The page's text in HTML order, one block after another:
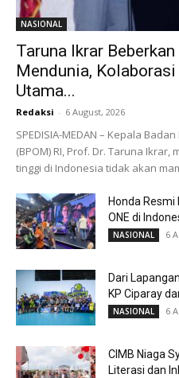
NASIONAL
Taruna Ikrar
Mendunia,
Utama...
Redaksi - 6 August, 2026
SPEDISIA-MEDAN – Kepala
(BPOM) RI, Prof. Dr. Taruna
tinggi di Indonesia tidak akan
Honda
ONE di
NASIONAL 6
Dari
KP Ciparay
NASIONAL 6
CIMB Niaga
Literasi dan